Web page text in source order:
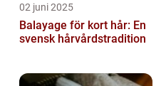
02 juni 2025
Balayage för kort hår: En
svensk hårvårdstradition